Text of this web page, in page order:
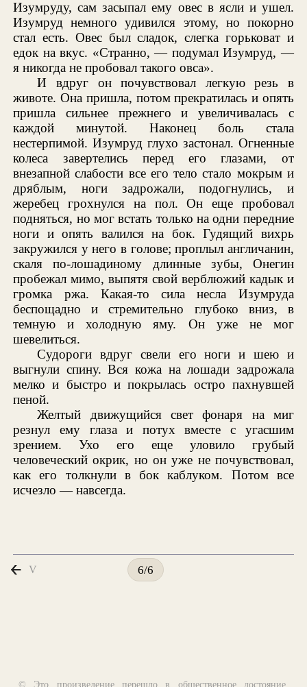
Изумруду, сам засыпал ему овес в ясли и ушел.
Изумруд немного удивился этому, но покорно
стал есть. Овес был сладок, слегка горьковат и
едок на вкус. «Странно, — подумал Изумруд, —
я никогда не пробовал такого овса».
И вдруг он почувствовал легкую резь в
животе. Она пришла, потом прекратилась и опять
пришла сильнее прежнего и увеличивалась с
каждой минутой. Наконец боль стала
нестерпимой. Изумруд глухо застонал. Огненные
колеса завертелись перед его глазами, от
внезапной слабости все его тело стало мокрым и
дряблым, ноги задрожали, подогнулись, и
жеребец грохнулся на пол. Он еще пробовал
подняться, но мог встать только на одни передние
ноги и опять валился на бок. Гудящий вихрь
закружился у него в голове; проплыл англичанин,
скаля по-лошадиному длинные зубы, Онегин
пробежал мимо, выпятя свой верблюжий кадык и
громка ржа. Какая-то сила несла Изумруда
беспощадно и стремительно глубоко вниз, в
темную и холодную яму. Он уже не мог
шевелиться.
Судороги вдруг свели его ноги и шею и
выгнули спину. Вся кожа на лошади задрожала
мелко и быстро и покрылась остро пахнувшей
пеной.
Желтый движущийся свет фонаря на миг
резнул ему глаза и потух вместе с угасшим
зрением. Ухо его еще уловило грубый
человеческий окрик, но он уже не почувствовал,
как его толкнули в бок каблуком. Потом все
исчезло — навсегда.
V 6/6
© Это произведение перешло в общественное достояние,